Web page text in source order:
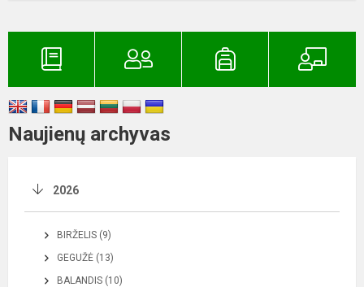
Naujienų archyvas
2026
BIRŽELIS (9)
GEGUŽĖ (13)
BALANDIS (10)